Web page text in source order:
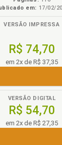
em: 17/02/
VERSÃO IMPRESSA
R$ 74,70
em 2x de R$ 37,35
VERSÃO DIGITAL
R$ 54,70
em 2x de R$ 27,35